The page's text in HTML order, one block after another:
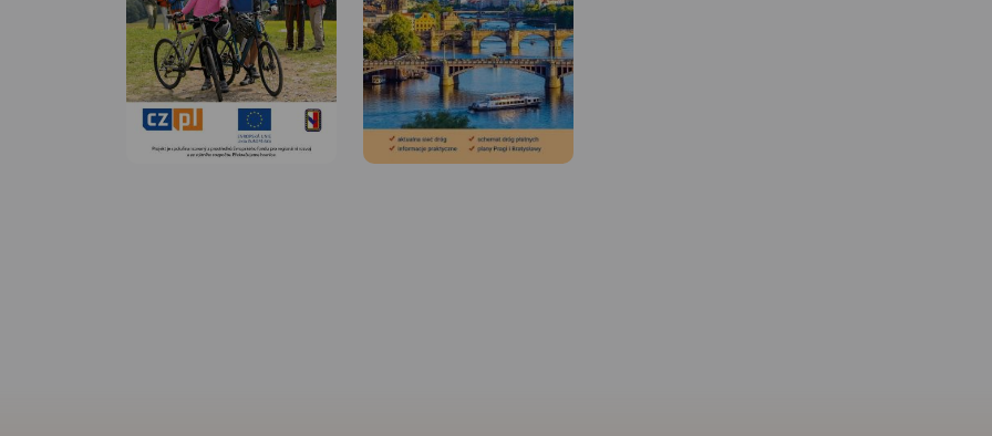
MAPA TURYSTYCZNA W
APLIKACJI TRASEO
MAPA TURYSTYCZNA W
APLIKACJI TRASEO
Mapa Rybnika i okolic
obejmuje Żory, Jastrzębie-